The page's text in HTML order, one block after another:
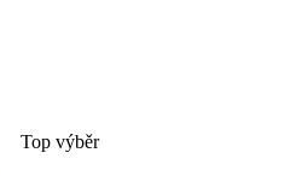
Top výběr